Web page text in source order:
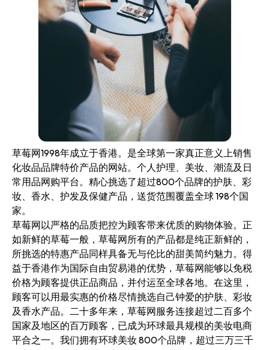
草莓网1998年成立于香港。是全球第一家真正意义上销售
化妆品品牌特价产品的网站。个人护理、美妆、潮流及日
常用品网购平台。精心挑选了超过800个品牌的护肤、彩
妆、香水、护发及保健产品，送货范围覆盖全球 198个国
家。
草莓网以严格的品质把控为顾客带来优质的购物体验。正
如新鲜的草莓一般，草莓网所有的产品都是纯正新鲜的，
所挑选的特惠产品同样具备无与伦比的甜美简约魅力。得
益于香港作为国际自由贸易港的优势，草莓网能够以免税
价格为顾客提供正品商品，并付运至全球各地。在这里，
顾客可以用最实惠的价格尽情挑选自己钟爱的护肤、彩妆
及香水产品。二十多年来，草莓网服务连接超过二百多个
国家及地区的百万顾客，已成为环球最具规模的美妆电商
平合之一。我们拥有环球美妆 800个品牌，超过三万三千